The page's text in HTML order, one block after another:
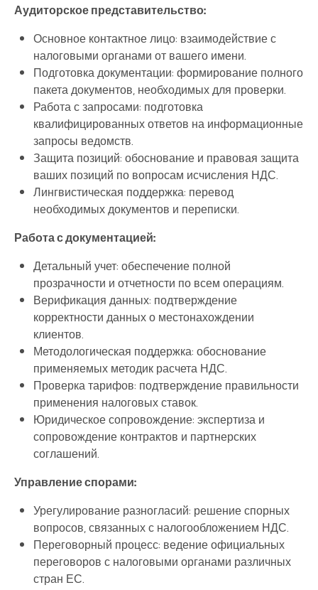
Аудиторское представительство:
Основное контактное лицо: взаимодействие с
налоговыми органами от вашего имени.
Подготовка документации: формирование полного
пакета документов, необходимых для проверки.
Работа с запросами: подготовка
квалифицированных ответов на информационные
запросы ведомств.
Защита позиций: обоснование и правовая защита
ваших позиций по вопросам исчисления НДС.
Лингвистическая поддержка: перевод
необходимых документов и переписки.
Работа с документацией:
Детальный учет: обеспечение полной
прозрачности и отчетности по всем операциям.
Верификация данных: подтверждение
корректности данных о местонахождении
клиентов.
Методологическая поддержка: обоснование
применяемых методик расчета НДС.
Проверка тарифов: подтверждение правильности
применения налоговых ставок.
Юридическое сопровождение: экспертиза и
сопровождение контрактов и партнерских
соглашений.
Управление спорами:
Урегулирование разногласий: решение спорных
вопросов, связанных с налогообложением НДС.
Переговорный процесс: ведение официальных
переговоров с налоговыми органами различных
стран ЕС.